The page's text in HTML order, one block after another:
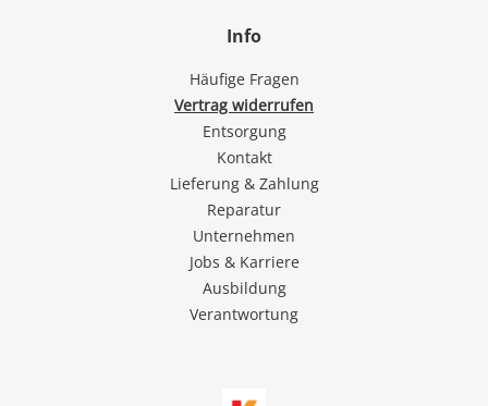
Info
Häufige Fragen
Vertrag widerrufen
Entsorgung
Kontakt
Lieferung & Zahlung
Reparatur
Unternehmen
Jobs & Karriere
Ausbildung
Verantwortung